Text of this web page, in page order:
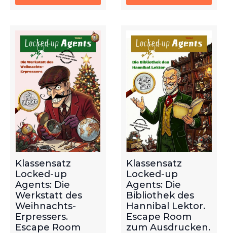
Klassensatz
Locked-up
Agents: Die
Werkstatt des
Weihnachts-
Erpressers.
Escape Room
Klassensatz
Locked-up
Agents: Die
Bibliothek des
Hannibal Lektor.
Escape Room
zum Ausdrucken.